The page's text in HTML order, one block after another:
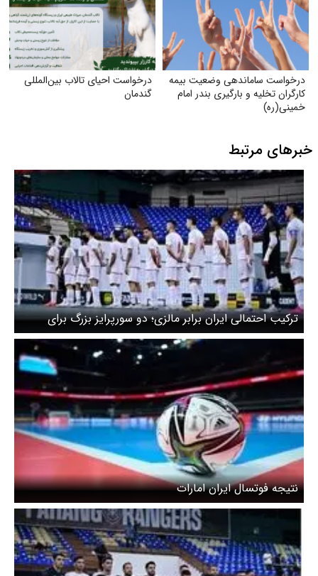
درخواست ساماندهی وضعیت بیمه
کارگران تخلیه و بارگیری بندر امام
خمینی‌(ره)
درخواست احیای تالاب بین‌المللی
گندمان
خبرهای مرتبط
ترکیب احتمالی ایران برابر مالزی؛ دو سورپرایز بزرگ برای
میزبان!
نتیجه فوتسال ایران امارات